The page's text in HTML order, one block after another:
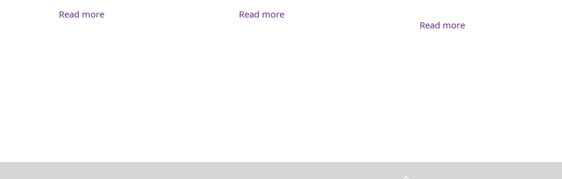
Read more Read more
Read more